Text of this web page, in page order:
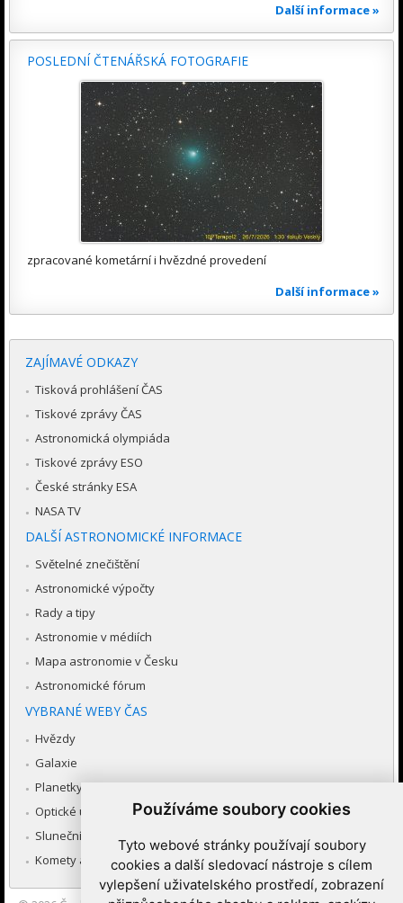
Používáme soubory cookies
Tyto webové stránky používají soubory
cookies a další sledovací nástroje s cílem
vylepšení uživatelského prostředí, zobrazení
Další informace »
POSLEDNÍ ČTENÁŘSKÁ FOTOGRAFIE
zpracované kometární i hvězdné provedení
Další informace »
ZAJÍMAVÉ ODKAZY
Tisková prohlášení ČAS
Tiskové zprávy ČAS
Astronomická olympiáda
Tiskové zprávy ESO
České stránky ESA
NASA TV
DALŠÍ ASTRONOMICKÉ INFORMACE
Světelné znečištění
Astronomické výpočty
Rady a tipy
Astronomie v médiích
Mapa astronomie v Česku
Astronomické fórum
VYBRANÉ WEBY ČAS
Hvězdy
Galaxie
Planetky
Optické úkazy v atmosféře
Sluneční soustava
Komety a meteory